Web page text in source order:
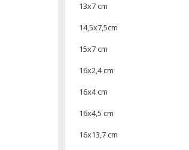
13x7 cm
14,5x7,5cm
15x7 cm
16x2,4 cm
16x4 cm
16x4,5 cm
16x13,7 cm